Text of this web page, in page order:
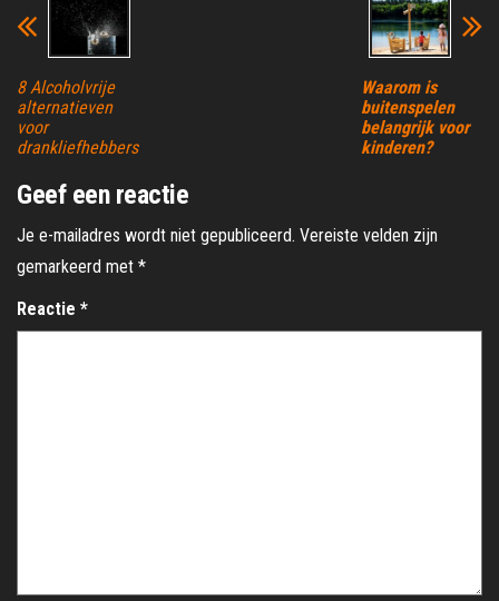
8 Alcoholvrije
alternatieven
voor
drankliefhebbers
Waarom is
buitenspelen
belangrijk voor
kinderen?
Geef een reactie
Je e-mailadres wordt niet gepubliceerd. Vereiste velden zijn
gemarkeerd met *
Reactie *